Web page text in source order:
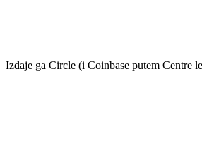
Izdaje ga Circle (i Coinbase putem Centre